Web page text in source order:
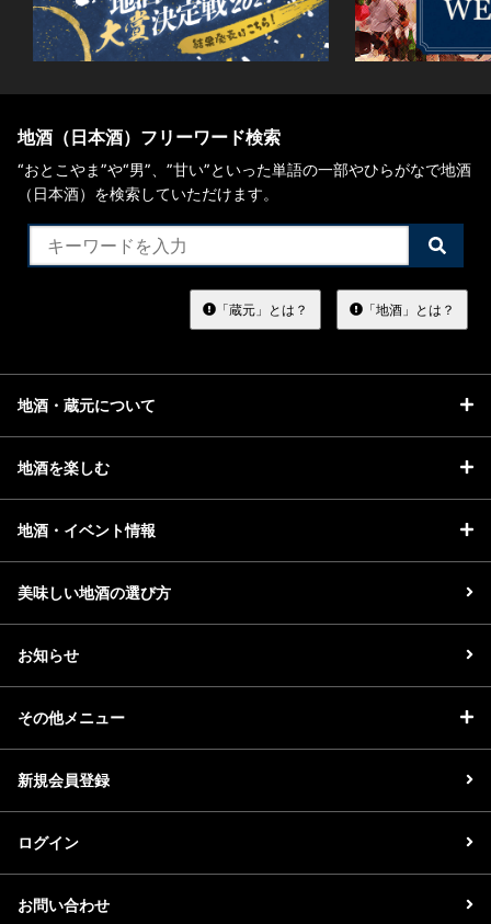
地酒（日本酒）フリーワード検索
“おとこやま”や“男”、”甘い”といった単語の一部やひらがなで地酒
（日本酒）を検索していただけます。
検
索
る
「蔵元」とは？ 「地酒」とは？
地酒・蔵元について
地酒を楽しむ
地酒・イベント情報
美味しい地酒の選び方
お知らせ
その他メニュー
新規会員登録
ログイン
お問い合わせ